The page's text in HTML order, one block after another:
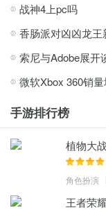
感受爆破的声音，体验
战神4上pc吗
香肠派对凶凶龙
索尼与Adobe展开
微软Xbox 360销
手游排行榜
植物大
角色扮演
王者荣